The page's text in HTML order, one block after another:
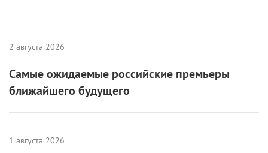
2 августа 2026
Самые ожидаемые российские премьеры
ближайшего будущего
1 августа 2026